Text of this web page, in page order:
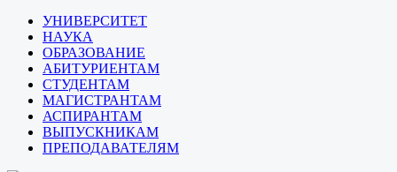
УНИВЕРСИТЕТ
НАУКА
ОБРАЗОВАНИЕ
АБИТУРИЕНТАМ
СТУДЕНТАМ
МАГИСТРАНТАМ
АСПИРАНТАМ
ВЫПУСКНИКАМ
ПРЕПОДАВАТЕЛЯМ